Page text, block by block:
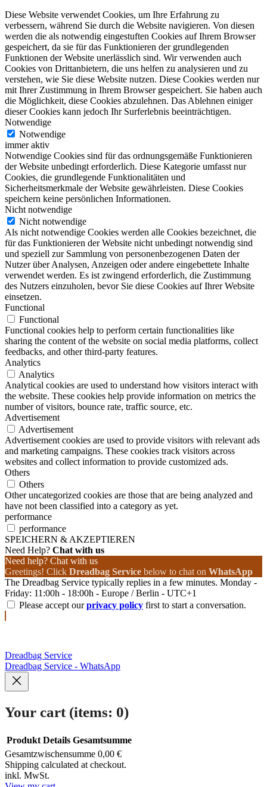
Diese Website verwendet Cookies, um Ihre Erfahrung zu
verbessern, während Sie durch die Website navigieren. Von diesen
werden die als notwendig eingestuften Cookies auf Ihrem Browser
gespeichert, da sie für das Funktionieren der grundlegenden
Funktionen der Website unerlässlich sind. Wir verwenden auch
Cookies von Drittanbietern, die uns helfen zu analysieren und zu
verstehen, wie Sie diese Website nutzen. Diese Cookies werden nur
mit Ihrer Zustimmung in Ihrem Browser gespeichert. Sie haben auch
die Möglichkeit, diese Cookies abzulehnen. Das Ablehnen einiger
dieser Cookies kann jedoch Ihr Surferlebnis beeinträchtigen.
Notwendige
Notwendige
immer aktiv
Notwendige Cookies sind für das ordnungsgemäße Funktionieren
der Website unbedingt erforderlich. Diese Kategorie umfasst nur
Cookies, die grundlegende Funktionalitäten und
Sicherheitsmerkmale der Website gewährleisten. Diese Cookies
speichern keine persönlichen Informationen.
Nicht notwendige
Nicht notwendige
Als nicht notwendige Cookies werden alle Cookies bezeichnet, die
für das Funktionieren der Website nicht unbedingt notwendig sind
und speziell zur Sammlung von personenbezogenen Daten der
Nutzer über Analysen, Anzeigen oder andere eingebettete Inhalte
verwendet werden. Es ist zwingend erforderlich, die Zustimmung
des Nutzers einzuholen, bevor Sie diese Cookies auf Ihrer Website
einsetzen.
Functional
Functional
Functional cookies help to perform certain functionalities like
sharing the content of the website on social media platforms, collect
feedbacks, and other third-party features.
Analytics
Analytics
Analytical cookies are used to understand how visitors interact with
the website. These cookies help provide information on metrics the
number of visitors, bounce rate, traffic source, etc.
Advertisement
Advertisement
Advertisement cookies are used to provide visitors with relevant ads
and marketing campaigns. These cookies track visitors across
websites and collect information to provide customized ads.
Others
Others
Other uncategorized cookies are those that are being analyzed and
have not been classified into a category as yet.
performance
performance
SPEICHERN & AKZEPTIEREN
Need Help? Chat with us
Need help? Chat with us
Greetings! Click Dreadbag Service below to chat on WhatsApp
The Dreadbag Service typically replies in a few minutes. Monday -
Friday: 11:00h - 18:00h - Europe / Berlin - UTC+1
Please accept ourprivacy policy first to start a conversation.
Dreadbag Service
Dreadbag Service - WhatsApp
Your cart (items: 0)
Products
Produkt Details Gesamtsumme
Gesamtzwischensumme 0,00 €
Shipping calculated at checkout.
inkl. MwSt.